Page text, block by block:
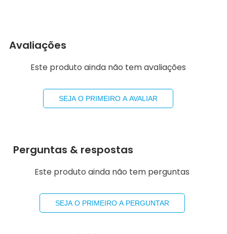
Avaliações
Este produto ainda não tem avaliações
SEJA O PRIMEIRO A AVALIAR
Perguntas & respostas
Este produto ainda não tem perguntas
SEJA O PRIMEIRO A PERGUNTAR